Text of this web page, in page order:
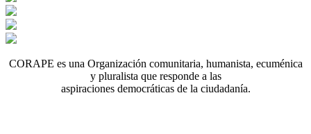
CORAPE es una Organización comunitaria, humanista, ecuménica
y pluralista que responde a las
aspiraciones democráticas de la ciudadanía.